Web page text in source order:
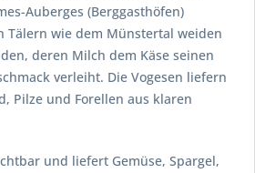
Auberges (Berggasthöfen)
Tälern wie dem Münstertal weiden
deren Milch dem Käse seinen
verleiht. Die Vogesen liefern
Pilze und Forellen aus klaren
und liefert Gemüse, Spargel,